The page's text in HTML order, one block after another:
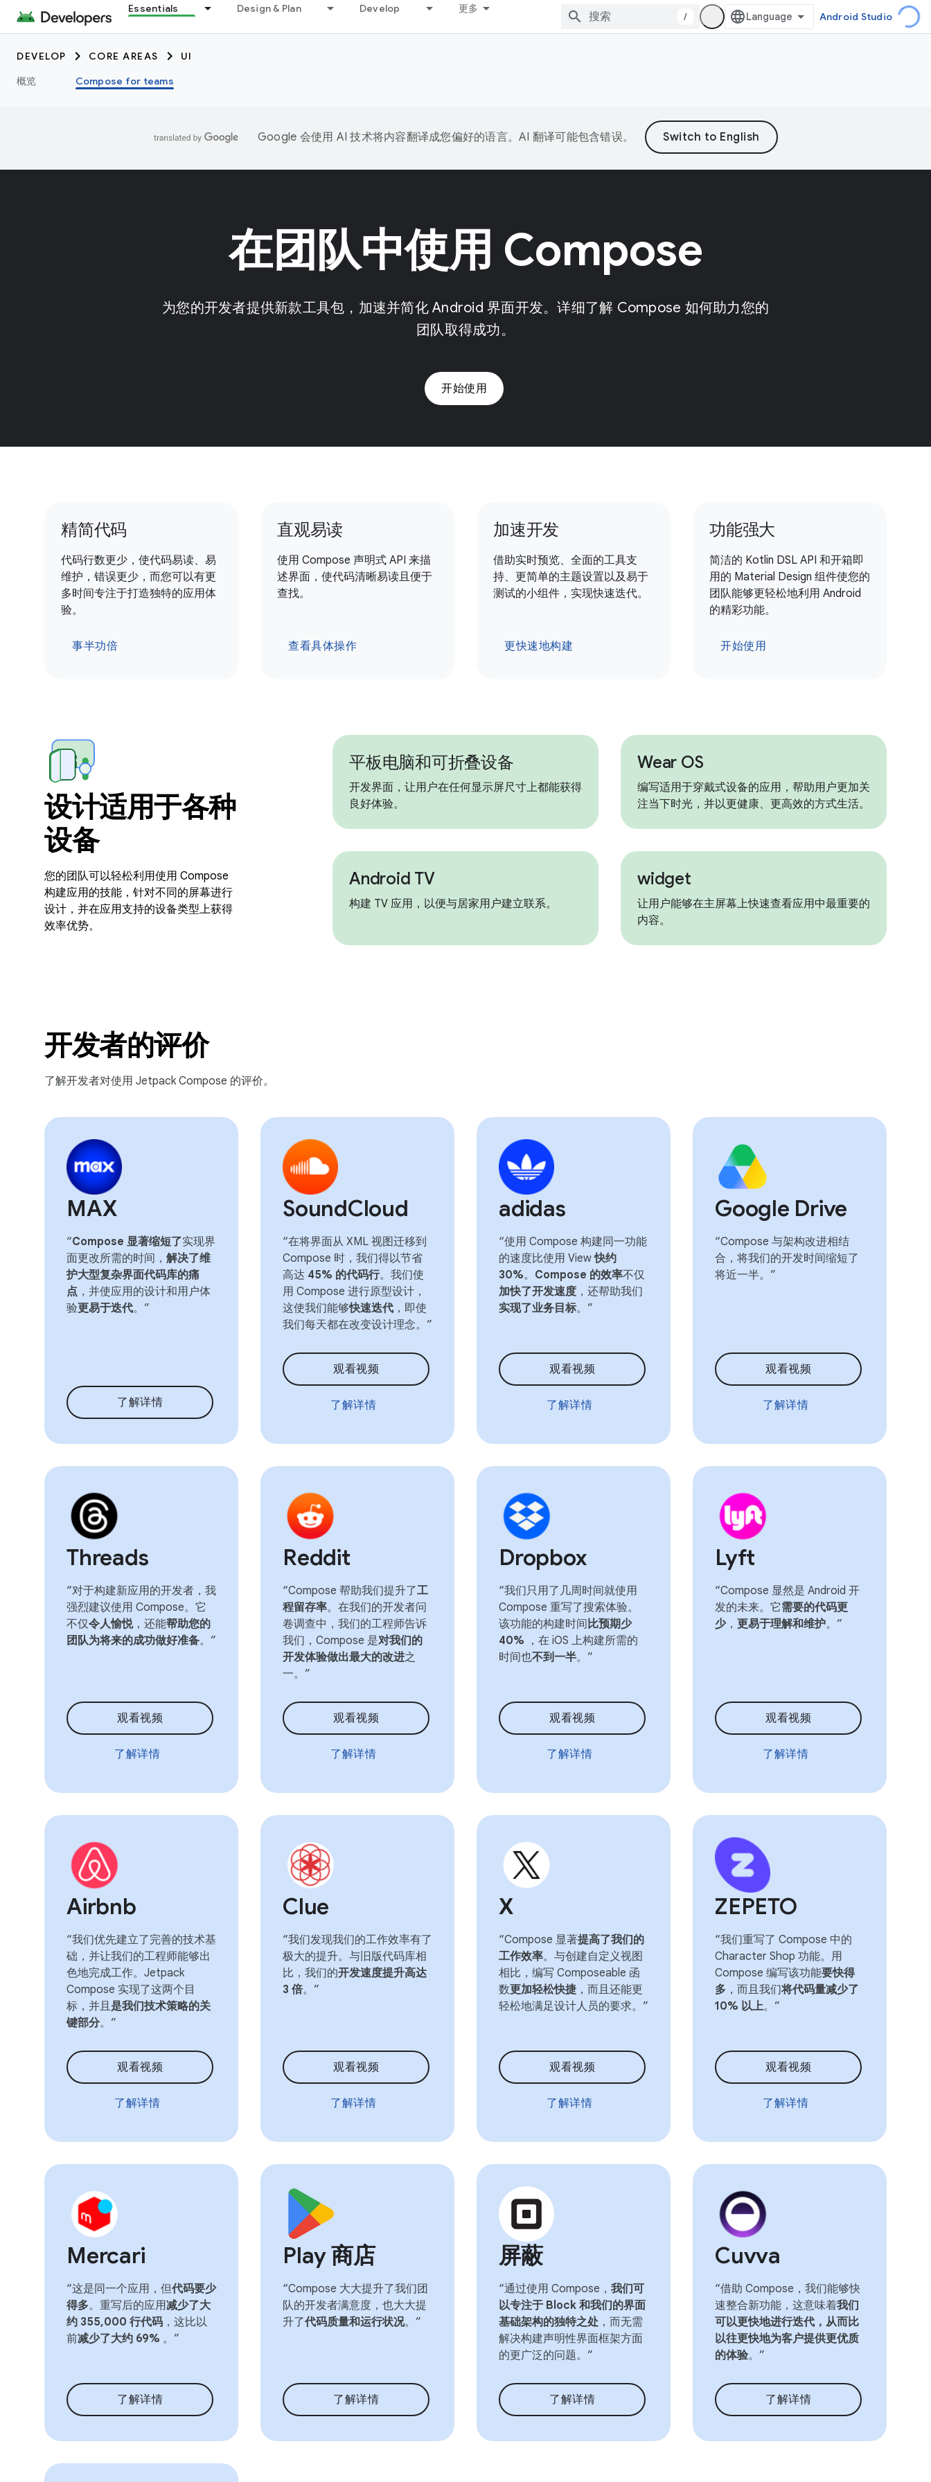
Essentials Design & Plan Develop 更多
/ Android Studio
DEVELOP CORE AREAS
UI
概览
Compose for teams
Google 会使用 AI 技术将内容翻译成您偏好的语言。AI 翻译可能包含错误。
在团队中使用 Compose
为您的开发者提供新款工具包，加速并简化 Android 界面开发。详细了解 Compose 如何助力您的
团队取得成功。
开始使用
精简代码
代码行数更少，使代码易读、易
维护，错误更少，而您可以有更
多时间专注于打造独特的应用体
验。
事半功倍
直观易读
使用 Compose 声明式 API 来描
述界面，使代码清晰易读且便于
查找。
查看具体操作
加速开发
借助实时预览、全面的工具支
持、更简单的主题设置以及易于
测试的小组件，实现快速迭代。
更快速地构建
功能强大
简洁的 Kotlin DSL API 和开箱即
用的 Material Design 组件使您的
团队能够更轻松地利用 Android
的精彩功能。
开始使用
设计适用于各种
设备
您的团队可以轻松利用使用 Compose
构建应用的技能，针对不同的屏幕进行
设计，并在应用支持的设备类型上获得
效率优势。
平板电脑和可折叠设备
开发界面，让用户在任何显示屏尺寸上都能获得
良好体验。
Wear OS
编写适用于穿戴式设备的应用，帮助用户更加关
注当下时光，并以更健康、更高效的方式生活。
Android TV
构建 TV 应用，以便与居家用户建立联系。
widget
让用户能够在主屏幕上快速查看应用中最重要的
内容。
开发者的评价
了解开发者对使用 Jetpack Compose 的评价。
MAX
“Compose 显著缩短了实现界
面更改所需的时间， 解决了维
护大型复杂界面代码库的痛
点 ，并使应用的设计和用户体
验更易于迭代。”
了解详情
SoundCloud
“在将界面从 XML 视图迁移到
Compose 时，我们得以节省
高达 45% 的代码行。我们使
用 Compose 进行原型设计，
这使我们能够快速迭代 ，即使
我们每天都在改变设计理念。”
观看视频
了解详情
adidas
“使用 Compose 构建同一功能
的速度比使用 View快约
30%。 Compose 的效率不仅
加快了开发速度 ，还帮助我们
实现了业务目标。”
观看视频
了解详情
Google Drive
“Compose 与架构改进相结
合，将我们的开发时间缩短了
将近一半。”
观看视频
了解详情
Threads
“对于构建新应用的开发者，我
强烈建议使用 Compose。它
不仅令人愉悦，还能帮助您的
团队为将来的成功做好准备。”
观看视频
了解详情
Reddit
“Compose 帮助我们提升了工
程留存率。在我们的开发者问
卷调查中，我们的工程师告诉
我们，Compose 是对我们的
开发体验做出最大的改进之
一。”
观看视频
了解详情
Dropbox
“我们只用了几周时间就使用
Compose 重写了搜索体验。
该功能的构建时间比预期少
40% ，在 iOS 上构建所需的
时间也不到一半。”
观看视频
了解详情
Lyft
“Compose 显然是 Android 开
发的未来。它需要的代码更
少， 更易于理解和维护。”
观看视频
了解详情
Airbnb
“我们优先建立了完善的技术基
础，并让我们的工程师能够出
色地完成工作。Jetpack
Compose 实现了这两个目
标，并且是我们技术策略的关
键部分。”
观看视频
了解详情
Clue
“我们发现我们的工作效率有了
极大的提升。与旧版代码库相
比，我们的开发速度提升高达
3 倍。”
观看视频
了解详情
X
“Compose 显著提高了我们的
工作效率。与创建自定义视图
相比，编写 Composeable 函
数更加轻松快捷 ，而且还能更
轻松地满足设计人员的要求。”
观看视频
了解详情
ZEPETO
“我们重写了 Compose 中的
Character Shop 功能。用
Compose 编写该功能要快得
多 ，而且我们将代码量减少了
10% 以上。”
观看视频
了解详情
Mercari
“这是同一个应用，但代码要少
得多。重写后的应用减少了大
约 355,000 行代码 ，这比以
前减少了大约 69% 。”
了解详情
Play 商店
“Compose 大大提升了我们团
队的开发者满意度，也大大提
升了代码质量和运行状况。”
了解详情
屏蔽
“通过使用 Compose， 我们可
以专注于 Block 和我们的界面
基础架构的独特之处 ，而无需
解决构建声明性界面框架方面
的更广泛的问题。”
了解详情
Cuvva
“借助 Compose，我们能够快
速整合新功能，这意味着我们
可以更快地进行迭代，从而比
以往更快地为客户提供更优质
的体验。”
了解详情